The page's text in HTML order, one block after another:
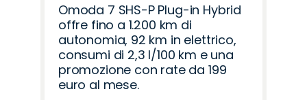
Omoda 7 SHS-P Plug-in Hybrid
offre fino a 1.200 km di
autonomia, 92 km in elettrico,
consumi di 2,3 l/100 km e una
promozione con rate da 199
euro al mese.